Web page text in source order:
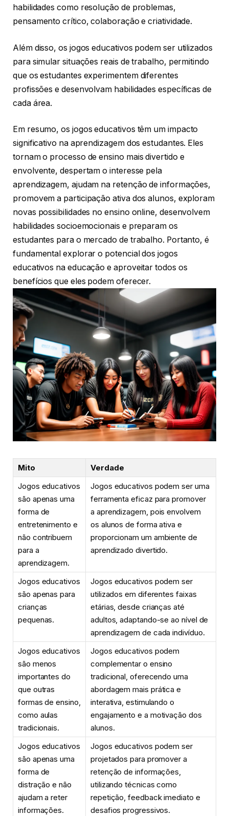
habilidades como resolução de problemas,
pensamento crítico, colaboração e criatividade.
Além disso, os jogos educativos podem ser utilizados
para simular situações reais de trabalho, permitindo
que os estudantes experimentem diferentes
profissões e desenvolvam habilidades específicas de
cada área.
Em resumo, os jogos educativos têm um impacto
significativo na aprendizagem dos estudantes. Eles
tornam o processo de ensino mais divertido e
envolvente, despertam o interesse pela
aprendizagem, ajudam na retenção de informações,
promovem a participação ativa dos alunos, exploram
novas possibilidades no ensino online, desenvolvem
habilidades socioemocionais e preparam os
estudantes para o mercado de trabalho. Portanto, é
fundamental explorar o potencial dos jogos
educativos na educação e aproveitar todos os
benefícios que eles podem oferecer.
Mito
Verdade
Jogos educativos
são apenas uma
forma de
entretenimento e
não contribuem
para a
aprendizagem.
Jogos educativos podem ser uma
ferramenta eficaz para promover
a aprendizagem, pois envolvem
os alunos de forma ativa e
proporcionam um ambiente de
aprendizado divertido.
Jogos educativos
são apenas para
crianças
pequenas.
Jogos educativos podem ser
utilizados em diferentes faixas
etárias, desde crianças até
adultos, adaptando-se ao nível de
aprendizagem de cada indivíduo.
Jogos educativos
são menos
importantes do
que outras
formas de ensino,
como aulas
tradicionais.
Jogos educativos podem
complementar o ensino
tradicional, oferecendo uma
abordagem mais prática e
interativa, estimulando o
engajamento e a motivação dos
alunos.
Jogos educativos
são apenas uma
forma de
distração e não
ajudam a reter
informações.
Jogos educativos podem ser
projetados para promover a
retenção de informações,
utilizando técnicas como
repetição, feedback imediato e
desafios progressivos.